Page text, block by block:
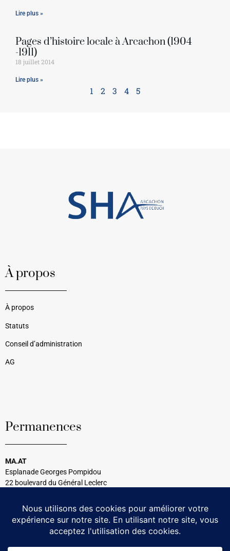
Lire plus »
Pages d’histoire locale à Arcachon (1904
-1911)
18 juillet 2014
Lire plus »
1 2 3 4 5
À propos
À propos
Statuts
Conseil d’administration
AG
Permanences
MA.AT
Esplanade Georges Pompidou
22 boulevard du Général Leclerc
Tél : 05 56 54 99 08
Tous les mercredis
14h30 à 17h00